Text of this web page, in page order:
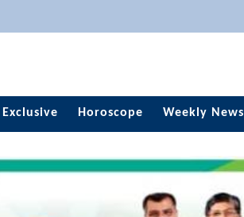
Exclusive Horoscope Weekly News